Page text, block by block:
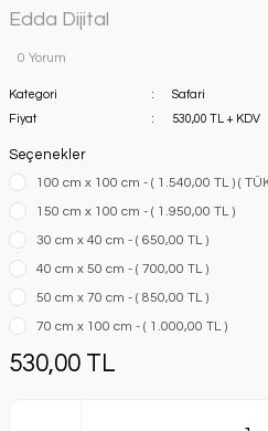
Edda Dijital
0 Yorum
Kategori
Safari
Fiyat
530,00 TL + KDV
Seçenekler
100 cm x 100 cm - ( 1.540,00 TL ) (
150 cm x 100 cm - ( 1.950,00 TL )
30 cm x 40 cm - ( 650,00 TL )
40 cm x 50 cm - ( 700,00 TL )
50 cm x 70 cm - ( 850,00 TL )
70 cm x 100 cm - ( 1.000,00 TL )
530,00 TL